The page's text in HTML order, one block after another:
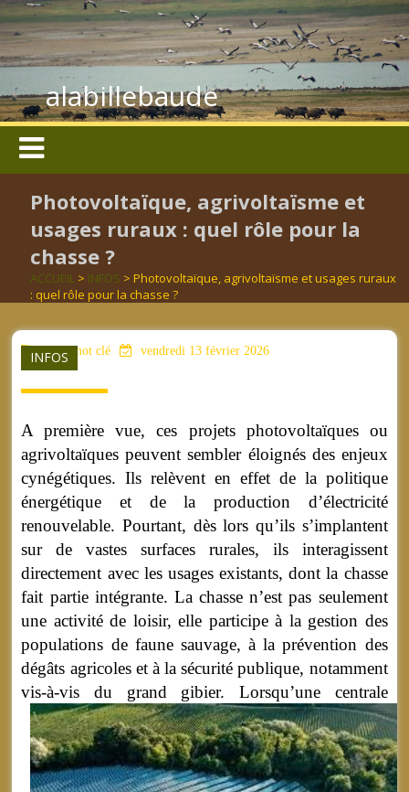
alabillebaude
Photovoltaïque, agrivoltaïsme et
usages ruraux : quel rôle pour la
chasse ?
ACCUEIL > INFOS > Photovoltaïque, agrivoltaïsme et usages ruraux
: quel rôle pour la chasse ?
INFOS
aucun mot clé vendredi 13 février 2026
A première vue, ces projets photovoltaïques ou
agrivoltaïques peuvent sembler éloignés des enjeux
cynégétiques. Ils relèvent en effet de la politique
énergétique et de la production d’électricité
renouvelable. Pourtant, dès lors qu’ils s’implantent
sur de vastes surfaces rurales, ils interagissent
directement avec les usages existants, dont la chasse
fait partie intégrante. La chasse n’est pas seulement
une activité de loisir, elle participe à la gestion des
populations de faune sauvage, à la prévention des
dégâts agricoles et à la sécurité publique, notamment
vis-à-vis du grand gibier. Lorsqu’une centrale